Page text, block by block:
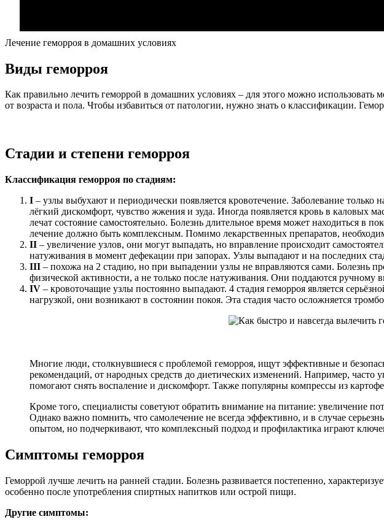
Лечение геморроя в домашних условиях
Виды геморроя
Как правильно лечить геморрой в домашних условиях – для этого можно использовать
от возраста и пола. Чтобы избавиться от патологии, нужно знать о классификации.
Стадии и степени геморроя
Классификация геморроя по стадиям:
I – узлы выбухают и периодически появляется кровотечение. Заболевание
лёгкий дискомфорт, чувство жжения и зуда. Иногда появляется кровь в каловых
лечат состояние самостоятельно. Болезнь длительное время может находиться
лечение должно быть комплексным. Помимо лекарственных препаратов,
II – увеличение узлов, они могут выпадать, но вправление происходит
натуживания в момент дефекации при запорах. Узлы выпадают и на последних
III – похожа на 2 стадию, но при выпадении узлы не вправляются сами. Болезнь
физической активности, а не только после натуживания. Они поддаются ручному
IV – кровоточащие узлы постоянно выпадают. 4 стадия геморроя является
нагрузкой, они возникают в состоянии покоя. Эта стадия часто осложняется
Многие люди, столкнувшиеся с проблемой геморроя, ищут эффективные и
рекомендаций, от народных средств до диетических изменений. Например,
помогают снять воспаление и дискомфорт. Также популярны компрессы из
Кроме того, специалисты советуют обратить внимание на питание: увеличение
Однако важно помнить, что самолечение не всегда эффективно, и в случае
опытом, но подчеркивают, что комплексный подход и профилактика играют
Симптомы геморроя
Геморрой лучше лечить на ранней стадии. Болезнь развивается постепенно,
особенно после употребления спиртных напитков или острой пищи.
Другие симптомы: